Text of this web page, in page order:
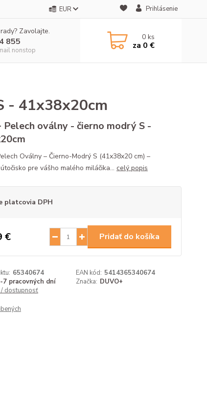
EUR Prihlásenie
Zavolajte.
855
nonstop
0ks
za 0 €
- 41x38x20cm
Pelech oválny - čierno modrý S -
Oválny – Čierno-Modrý S (41x38x20 cm) –
pre vášho malého miláčika... celý popis
platcovia DPH
€ Pridať do košíka
65340674 EAN kód: 5414365340674
7 pracovných dní Značka: DUVO+
/ dostupnosť